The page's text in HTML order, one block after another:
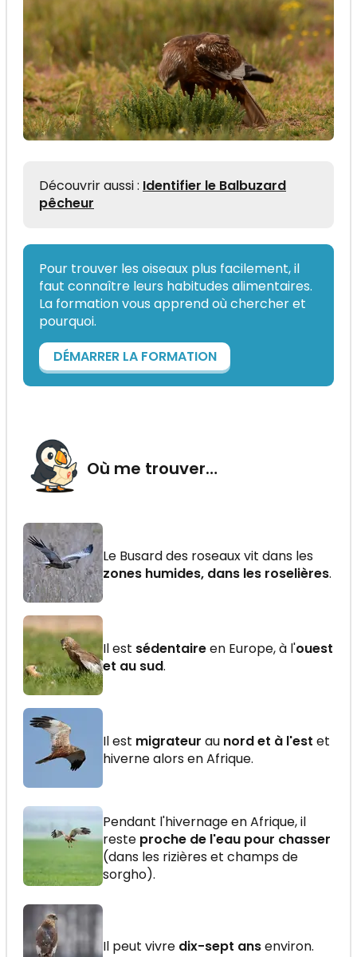
Découvrir aussi : Identifier le Balbuzard
pêcheur
Pour trouver les oiseaux plus facilement, il
faut connaître leurs habitudes alimentaires.
La formation vous apprend où chercher et
pourquoi.
DÉMARRER LA FORMATION
Où me trouver…
Le Busard des roseaux vit dans les
zones humides, dans les roselières.
Il est sédentaireen Europe, à l'ouest
et au sud.
Il est migrateur au nord et à l'est et
hiverne alors en Afrique.
Pendant l'hivernage en Afrique, il
reste proche de l'eau pour chasser
(dans les rizières et champs de
sorgho).
Il peut vivre dix-sept ansenviron.